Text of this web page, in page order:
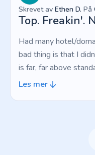
Skrevet av Ethen D. På
Top. Freakin'.
Had many hotel/
bad thing is that I
is far, far above
negative at all, which
Les mer